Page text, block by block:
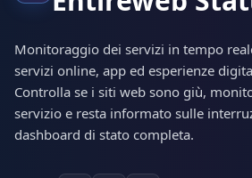
Monitoraggio dei servizi in tempo
servizi online, app ed esperienze
Controlla se i siti web sono giù,
servizio e resta informato sulle
dashboard di stato completa.